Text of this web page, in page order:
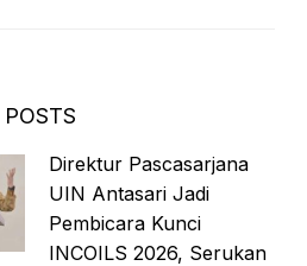
Direktur Pascasarjana
UIN Antasari Jadi
Pembicara Kunci
INCOILS 2026, Serukan